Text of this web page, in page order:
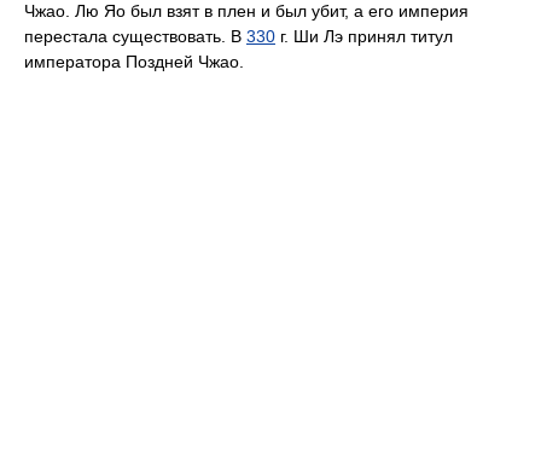
Чжао. Лю Яо был взят в плен и был убит, а его империя
перестала существовать. В 330 г. Ши Лэ принял титул
императора Поздней Чжао.